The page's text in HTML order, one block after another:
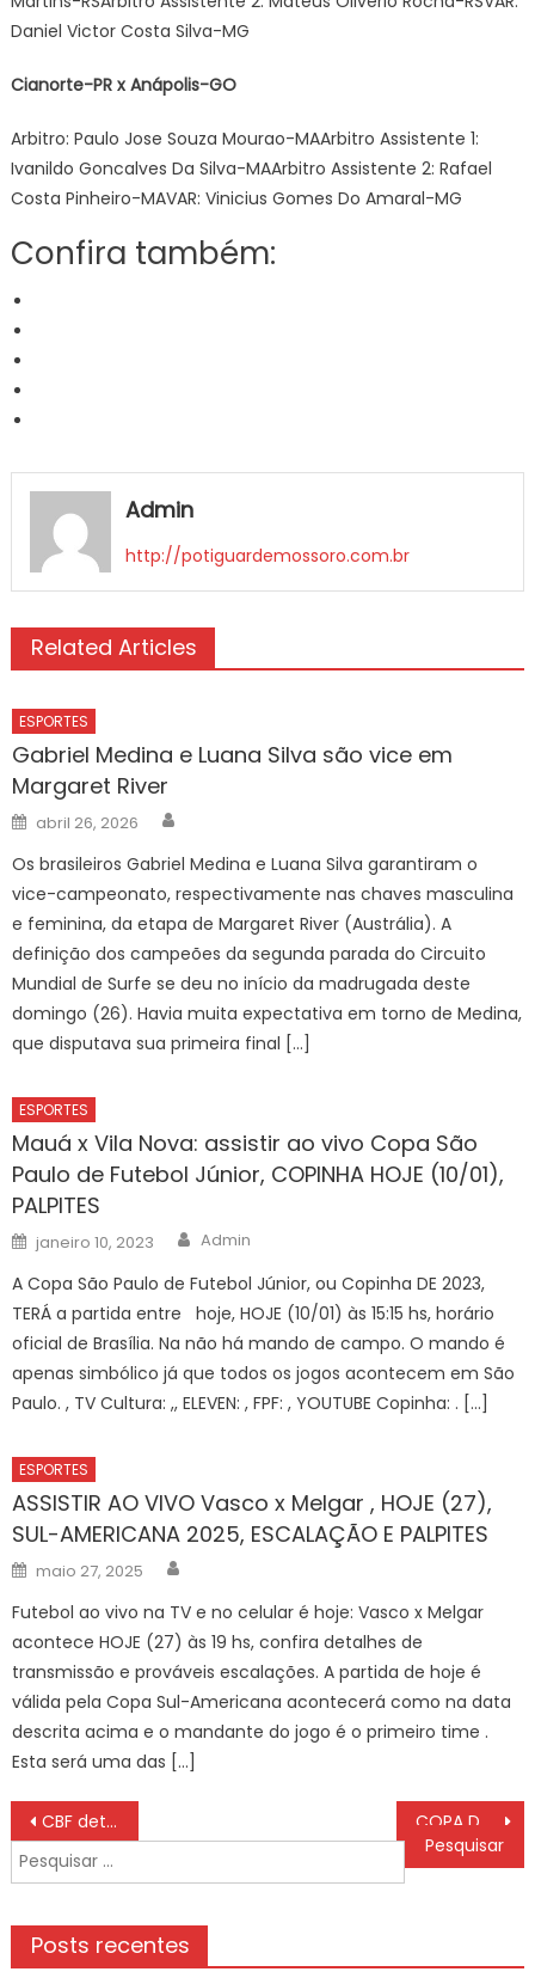
Daniel Victor Costa Silva-MG
Cianorte-PR x Anápolis-GO
Arbitro: Paulo Jose Souza Mourao-MAArbitro Assistente 1:
Ivanildo Goncalves Da Silva-MAArbitro Assistente 2: Rafael
Costa Pinheiro-MAVAR: Vinicius Gomes Do Amaral-MG
Confira também:
Admin
http://potiguardemossoro.com.br
Related Articles
ESPORTES
Gabriel Medina e Luana Silva são vice em
Margaret River
Posted
on
abril 26, 2026
Os brasileiros Gabriel Medina e Luana Silva garantiram o
vice-campeonato, respectivamente nas chaves masculina
e feminina, da etapa de Margaret River (Austrália). A
definição dos campeões da segunda parada do Circuito
Mundial de Surfe se deu no início da madrugada deste
domingo (26). Havia muita expectativa em torno de Medina,
que disputava sua primeira final […]
ESPORTES
Mauá x Vila Nova: assistir ao vivo Copa São
Paulo de Futebol Júnior, COPINHA HOJE (10/01),
PALPITES
Posted
on
janeiro 10, 2023 Author
Admin
A Copa São Paulo de Futebol Júnior, ou Copinha DE 2023,
TERÁ a partida entre hoje, HOJE (10/01) às 15:15 hs, horário
oficial de Brasília. Na não há mando de campo. O mando é
apenas simbólico já que todos os jogos acontecem em São
Paulo. , TV Cultura: ,, ELEVEN: , FPF: , YOUTUBE Copinha: . […]
ESPORTES
ASSISTIR AO VIVO Vasco x Melgar , HOJE (27),
SUL-AMERICANA 2025, ESCALAÇÃO E PALPITES
Posted
on
maio 27, 2025
Futebol ao vivo na TV e no celular é hoje: Vasco x Melgar
acontece HOJE (27) às 19 hs, confira detalhes de
transmissão e prováveis escalações. A partida de hoje é
válida pela Copa Sul-Americana acontecerá como na data
descrita acima e o mandante do jogo é o primeiro time .
Esta será uma das […]
Navegação
de
Post
CBF detalha oitavas de final da Série D. Confira agenda!
Pesquisar
por:
Posts recentes